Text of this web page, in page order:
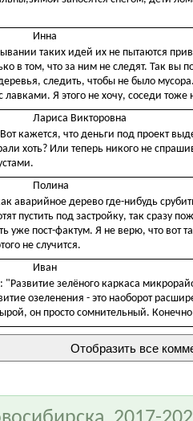
Инна
таких идей их не пытаются
в том, что за ним не следят. Так вы
следить, чтобы не было
лавками. Я этого не хочу, соседи тоже
Лариса Викторовна
кажется, что деньги под проект
хоть? Или теперь никого не
Полина
аварийное дерево где-нибудь
пустить под застройку, так сразу
уже пост-фактум. Я не верю, что вот
не случится.
Иван
"Развитие зелёного каркаса
озеленения - это наоборот
он просто сомнительный.